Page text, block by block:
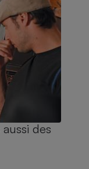
des